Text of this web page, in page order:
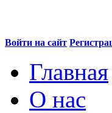
Войти на сайт
Главная
О нас